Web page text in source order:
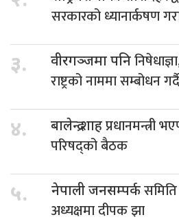
सरकारको ध्यानार्कषण
३. वीरगञ्जमा पनि
राष्ट्रको नाममा सम्बोधन गर्दै
४. बालेन्द्र शाहप्रधानमन्त्री
परिषद्को बैठक
५. नेपाली जनसम्पर्क
अध्यक्षमा दीपक झा